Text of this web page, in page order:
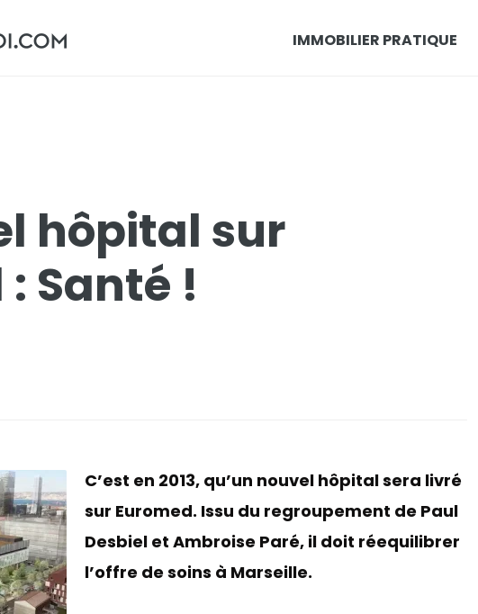
IMMOBILIER PRATIQUE
hôpital sur
Santé !
C’est en 2013, qu’un nouvel hôpital sera livré
sur Euromed. Issu du regroupement de Paul
Desbiel et Ambroise Paré, il doit réequilibrer
l’offre de soins à Marseille.